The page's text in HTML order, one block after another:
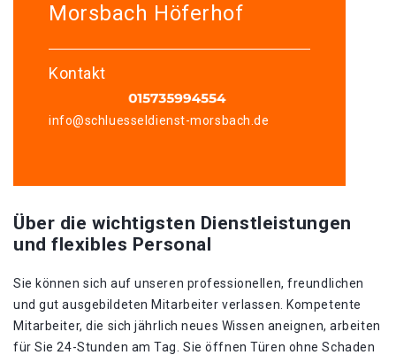
Morsbach Höferhof
Kontakt
info@schluesseldienst-morsbach.de
Über die wichtigsten Dienstleistungen
und flexibles Personal
Sie können sich auf unseren professionellen, freundlichen
und gut ausgebildeten Mitarbeiter verlassen. Kompetente
Mitarbeiter, die sich jährlich neues Wissen aneignen, arbeiten
für Sie 24-Stunden am Tag. Sie öffnen Türen ohne Schaden